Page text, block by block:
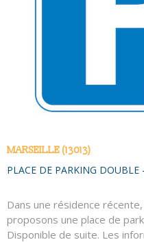
MARSEILLE (13013)
PLACE DE PARKING
Dans une résidence
proposons une place de
Disponible de suite. Les